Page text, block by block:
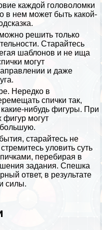
каждой головоломки
в нем может быть какой-
решить только
Старайтесь
шаблонов и не ища
могут
и даже
Нередко в
спички так,
нибудь фигуры. При
фигур могут
большую.
старайтесь не
уловить суть
перебирая в
задания. Спешка
ответ, в результате
силы.